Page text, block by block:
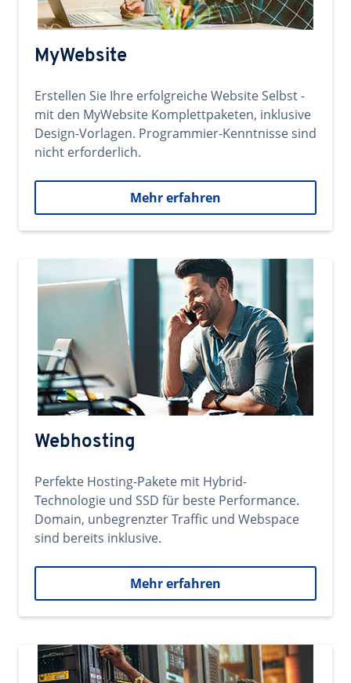
MyWebsite
Erstellen Sie Ihre erfolgreiche Website Selbst -
mit den MyWebsite Komplettpaketen, inklusive
Design-Vorlagen. Programmier-Kenntnisse sind
nicht erforderlich.
Mehr erfahren
Webhosting
Perfekte Hosting-Pakete mit Hybrid-
Technologie und SSD für beste Performance.
Domain, unbegrenzter Traffic und Webspace
sind bereits inklusive.
Mehr erfahren